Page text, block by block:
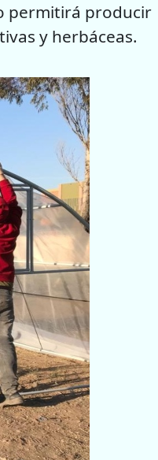
permitirá producir
y herbáceas.